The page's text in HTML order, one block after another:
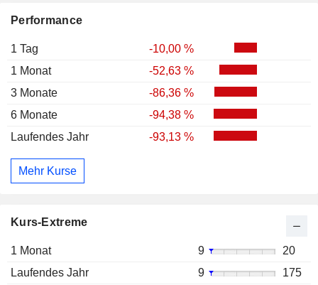
Performance
1 Tag
-10,00 %
1 Monat
-52,63 %
3 Monate
-86,36 %
6 Monate
-94,38 %
Laufendes Jahr
-93,13 %
Mehr Kurse
Kurs-Extreme
1 Monat 9
20
Laufendes Jahr
9
175